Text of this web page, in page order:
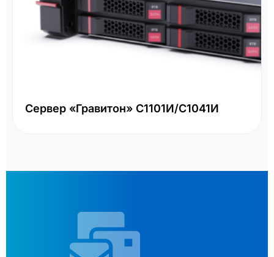
Сервер «Гравитон» С1101И/С1041И